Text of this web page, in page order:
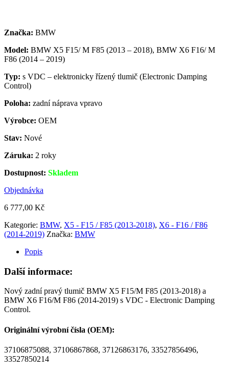
Značka: BMW
Model: BMW X5 F15/ M F85 (2013 – 2018), BMW X6 F16/ M
F86 (2014 – 2019)
Typ: s VDC – elektronicky řízený tlumič (Electronic Damping
Control)
Poloha: zadní náprava vpravo
Výrobce: OEM
Stav: Nové
Záruka: 2 roky
Dostupnost: Skladem
Objednávka
6 777,00 Kč
Kategorie: BMW, X5 - F15 / F85 (2013-2018), X6 - F16 / F86
(2014-2019) Značka: BMW
Popis
Další informace:
Nový zadní pravý tlumič BMW X5 F15/M F85 (2013-2018) a
BMW X6 F16/M F86 (2014-2019) s VDC - Electronic Damping
Control.
Originální výrobní čísla (OEM):
37106875088, 37106867868, 37126863176, 33527856496,
33527850214